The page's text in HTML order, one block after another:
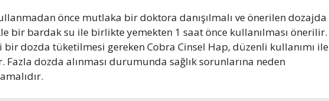
önce mutlaka bir doktora danışılmalı ve önerilen dozajda
bir bardak su ile birlikte yemekten 1 saat önce kullanılması önerilir.
dozda tüketilmesi gereken Cobra Cinsel Hap, düzenli kullanımı ile
Fazla dozda alınması durumunda sağlık sorunlarına neden